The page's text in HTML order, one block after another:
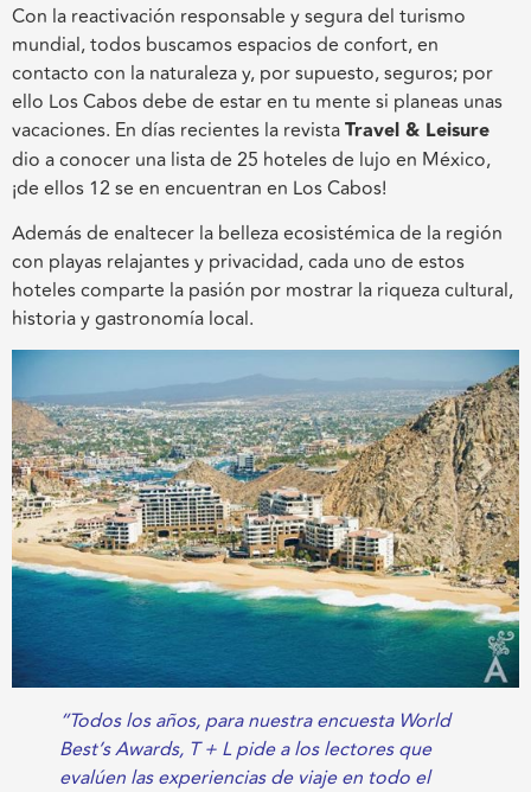
Con la reactivación responsable y segura del turismo
mundial, todos buscamos espacios de confort, en
contacto con la naturaleza y, por supuesto, seguros; por
ello Los Cabos debe de estar en tu mente si planeas unas
vacaciones. En días recientes la revistaTravel & Leisure
dio a conocer una lista de 25 hoteles de lujo en México,
¡de ellos 12 se en encuentran en Los Cabos!
Además de enaltecer la belleza ecosistémica de la región
con playas relajantes y privacidad, cada uno de estos
hoteles comparte la pasión por mostrar la riqueza cultural,
historia y gastronomía local.
“Todos los años, para nuestra encuesta World
Best’s Awards, T + L pide a los lectores que
evalúen las experiencias de viaje en todo el